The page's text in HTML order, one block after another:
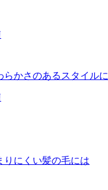
らかさのあるスタイルに
りにくい髪の毛には